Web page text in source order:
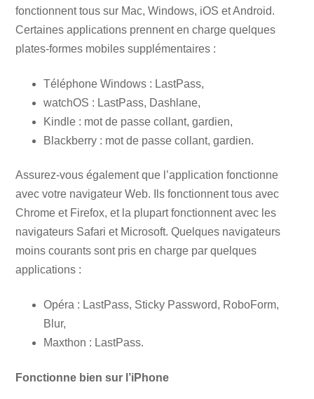
fonctionnent tous sur Mac, Windows, iOS et Android.
Certaines applications prennent en charge quelques
plates-formes mobiles supplémentaires :
Téléphone Windows : LastPass,
watchOS : LastPass, Dashlane,
Kindle : mot de passe collant, gardien,
Blackberry : mot de passe collant, gardien.
Assurez-vous également que l’application fonctionne
avec votre navigateur Web. Ils fonctionnent tous avec
Chrome et Firefox, et la plupart fonctionnent avec les
navigateurs Safari et Microsoft. Quelques navigateurs
moins courants sont pris en charge par quelques
applications :
Opéra : LastPass, Sticky Password, RoboForm,
Blur,
Maxthon : LastPass.
Fonctionne bien sur l’iPhone